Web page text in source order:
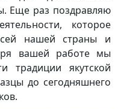
Еще раз поздравляю
которое
нашей страны и
вашей работе мы
традиции якутской
до сегодняшнего